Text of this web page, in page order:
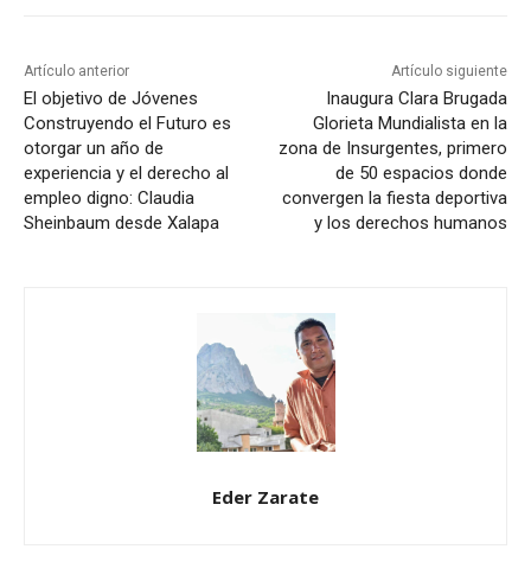
Artículo anterior
El objetivo de Jóvenes
Construyendo el Futuro es
otorgar un año de
experiencia y el derecho al
empleo digno: Claudia
Sheinbaum desde Xalapa
Artículo siguiente
Inaugura Clara Brugada
Glorieta Mundialista en la
zona de Insurgentes, primero
de 50 espacios donde
convergen la fiesta deportiva
y los derechos humanos
Eder Zarate